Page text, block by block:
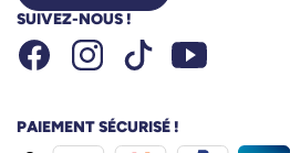
SUIVEZ-NOUS !
FacebookInstagramTiktok Youtube
PAIEMENT SÉCURISÉ !